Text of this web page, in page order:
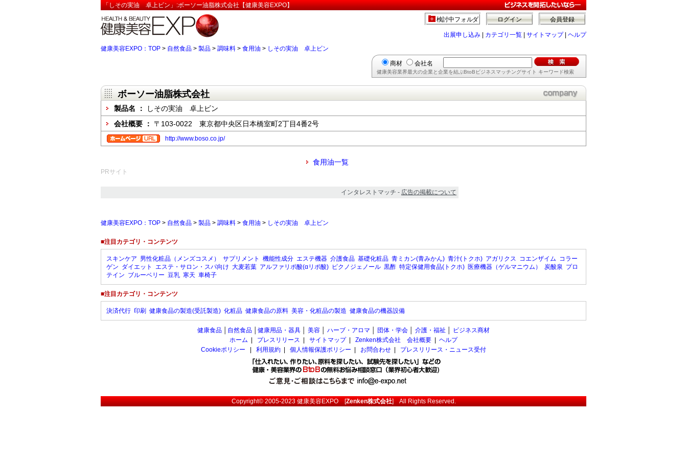
「しその実油 卓上ビン」:ボーソー油脂株式会社【健康美容EXPO】
会員登録
ログイン
検討中フォルダ
出展申し込み カテゴリ一覧 サイトマップ| ヘルプ
健康美容EXPO：TOP > 自然食品 > 製品 > 調味料 > 食用油 > しその実油 卓上ビン
商材 会社名
健康美容業界最大の企業と企業を結ぶBtoBビジネスマッチングサイト キーワード検索
ボーソー油脂株式会社
製品名 ：
しその実油 卓上ビン
会社概要 ： 〒103-0022 東京都中央区日本橋室町2丁目4番2号
http://www.boso.co.jp/
食用油一覧
PRサイト
インタレストマッチ - 広告の掲載について
健康美容EXPO：TOP > 自然食品 > 製品 > 調味料 > 食用油 > しその実油 卓上ビン
■注目カテゴリ・コンテンツ
スキンケア 男性化粧品（メンズコスメ） サプリメント 機能性成分 エステ機器 介護食品 基礎化粧品 青ミカン(青みかん) 青汁(トクホ) アガリクス コエンザイム コラー
ゲン ダイエット エステ・サロン・スパ向け 大麦若葉 アルファリポ酸(αリポ酸) ピクノジェノール 黒酢 特定保健用食品(トクホ) 医療機器（ゲルマニウム） 炭酸泉 プロ
テイン ブルーベリー 豆乳 寒天 車椅子
■注目カテゴリ・コンテンツ
決済代行 印刷 健康食品の製造(受託製造) 化粧品 健康食品の原料 美容・化粧品の製造 健康食品の機器設備
健康食品 自然食品 健康用品・器具 美容 ハーブ・アロマ 団体・学会 介護・福祉
ビジネス商材
ホーム
プレスリリース サイトマップ| Zenken株式会社 会社概要
ヘルプ
Cookieポリシー
利用規約 個人情報保護ポリシー お問合わせ プレスリリース・ニュース受付
Copyright© 2005-2023健康美容EXPO[Zenken株式会社] All Rights Reserved.